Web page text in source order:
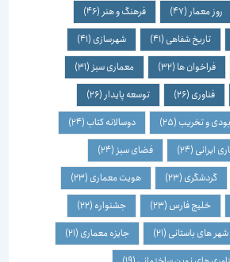
روز معمار(47) فرهنگ و هنر(46)
تاریخ شفاهی(41) شهرسازی(41)
فراخوان ها(32) معماری سبز(31)
فناوری(26) توسعه پایدار(26)
و تخریب(25) دوسالانه کتاب(24)
(24) فضای سبز(24)
گردشگری(23) هویت معماری(23)
خلیج فارس(23) جشنواره(22)
های باستانی(21) جایزه معماری(21)